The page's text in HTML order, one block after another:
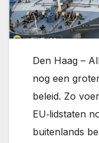
Den Haag –
nog een
beleid. Zo
EU‑lidstaten
buitenlands